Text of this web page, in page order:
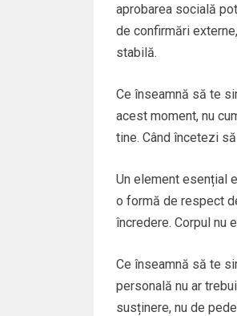
aprobarea socială
de confirmări
stabilă.
Ce înseamnă să te
acest moment, nu
tine. Când încetezi
Un element esențial
o formă de respect
încredere. Corpul nu
Ce înseamnă să te
personală nu ar
susținere, nu de